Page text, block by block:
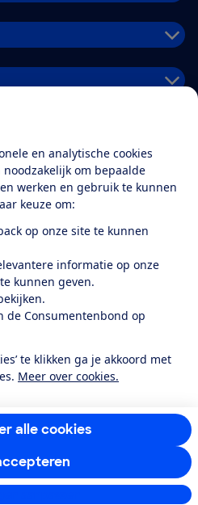
en analytische cookies
om bepaalde
werken en gebruik te kunnen
keuze om:
op onze site te kunnen
informatie op onze
kunnen geven.
de Consumentenbond op
te klikken ga je akkoord met
Meer over cookies.
alle cookies
de
Privacyverklaring
TwitterInstagram
YoutubeLinkedIn
de Consumentenbondmet gemiddeld